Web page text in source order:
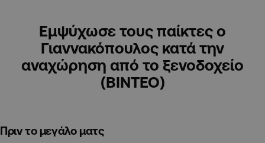
Εμψύχωσε τους παίκτες ο
Γιαννακόπουλος κατά την
αναχώρηση από το ξενοδοχείο
(ΒΙΝΤΕΟ)
Πριν το μεγάλο ματς